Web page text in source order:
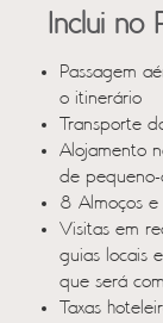
Inclui no
Passagem
o itinerário
Transporte
Alojamento
de pequeno-
8 Almoços e
Visitas em
guias locais
que será
Taxas